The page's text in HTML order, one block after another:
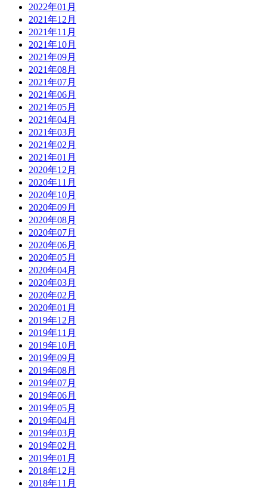
2022年01月
2021年12月
2021年11月
2021年10月
2021年09月
2021年08月
2021年07月
2021年06月
2021年05月
2021年04月
2021年03月
2021年02月
2021年01月
2020年12月
2020年11月
2020年10月
2020年09月
2020年08月
2020年07月
2020年06月
2020年05月
2020年04月
2020年03月
2020年02月
2020年01月
2019年12月
2019年11月
2019年10月
2019年09月
2019年08月
2019年07月
2019年06月
2019年05月
2019年04月
2019年03月
2019年02月
2019年01月
2018年12月
2018年11月